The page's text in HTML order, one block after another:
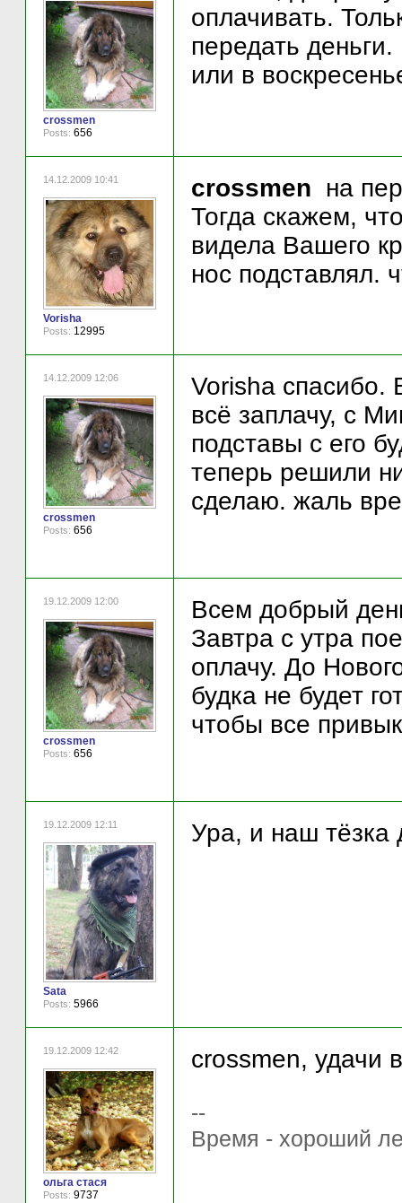
crossmen
Posts: 656
оплачивать.
передать
или в
14.12.2009 10:41
Vorisha
Posts: 12995
crossmen на
Тогда скажем,
видела Вашего
нос подставлял.
14.12.2009 12:06
crossmen
Posts: 656
Vorisha спасибо.
всё заплачу, с
подставы с его
теперь решили
сделаю. жаль
19.12.2009 12:00
crossmen
Posts: 656
Всем добрый
Завтра с утра
оплачу. До
будка не будет
чтобы все
19.12.2009 12:11
Sata
Posts: 5966
Ура, и наш тёзка
19.12.2009 12:42
ольга стася
Posts: 9737
crossmen, удачи
--
Время - хороший